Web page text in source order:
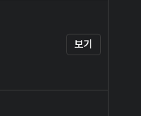
보기